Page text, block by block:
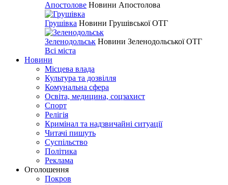
Апостолове Новини Апостолова
Грушівка Новини Грушівської ОТГ
Зеленодольськ Новини Зеленодольської ОТГ
Всі міста
Новини
Місцева влада
Культура та дозвілля
Комунальна сфера
Освіта, медицина, соцзахист
Спорт
Релігія
Кримінал та надзвичайні ситуації
Читачі пишуть
Суспільство
Політика
Реклама
Оголошення
Покров